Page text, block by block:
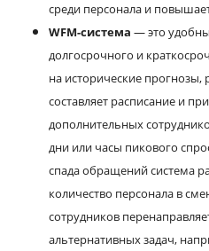
среди персонала и
WFM-система — это
долгосрочного и
на исторические
составляет расписание и
дополнительных
дни или часы пикового
спада обращений система
количество персонала в
сотрудников
альтернативных задач,